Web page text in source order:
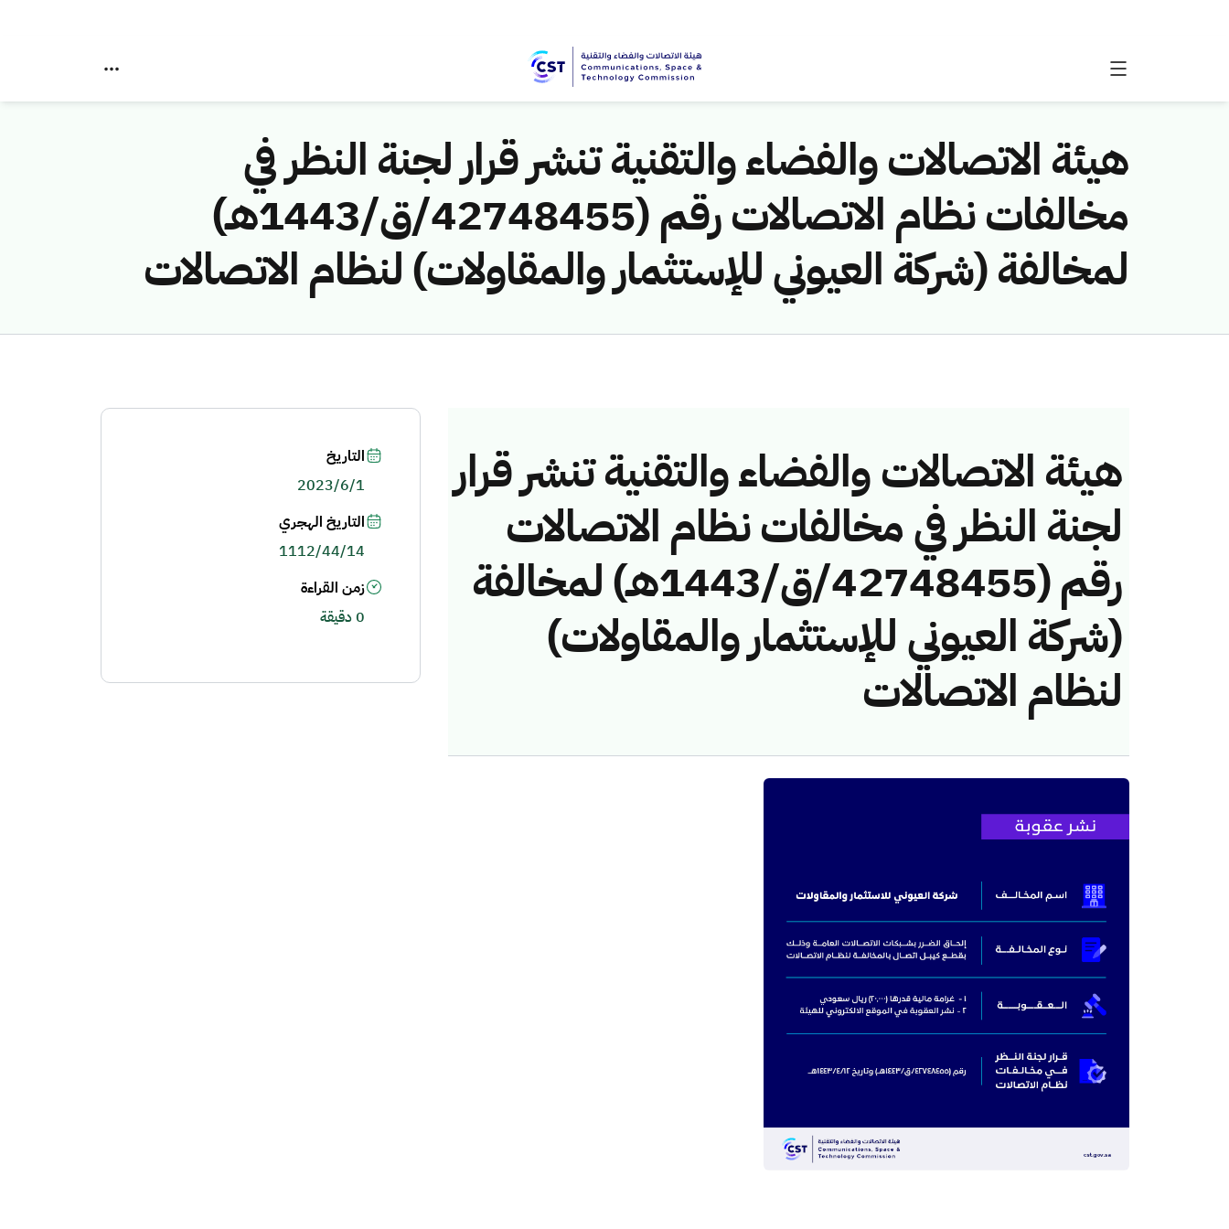
هيئة الاتصالات والفضاء والتقنية تنشر قرار لجنة النظر في
مخالفات نظام الاتصالات رقم (42748455/ق/1443هـ)
لمخالفة (شركة العيوني للإستثمار والمقاولات) لنظام الاتصالات
هيئة الاتصالات والفضاء والتقنية تنشر قرار
لجنة النظر في مخالفات نظام الاتصالات
رقم (42748455/ق/1443هـ) لمخالفة
(شركة العيوني للإستثمار والمقاولات)
لنظام الاتصالات
التاريخ
2023/6/1
التاريخ الهجري
1112/44/14
زمن القراءة
0 دقيقة